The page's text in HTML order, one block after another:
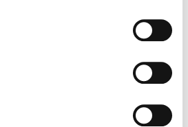
ditt varuhus inom 2 timmar!
köpte också